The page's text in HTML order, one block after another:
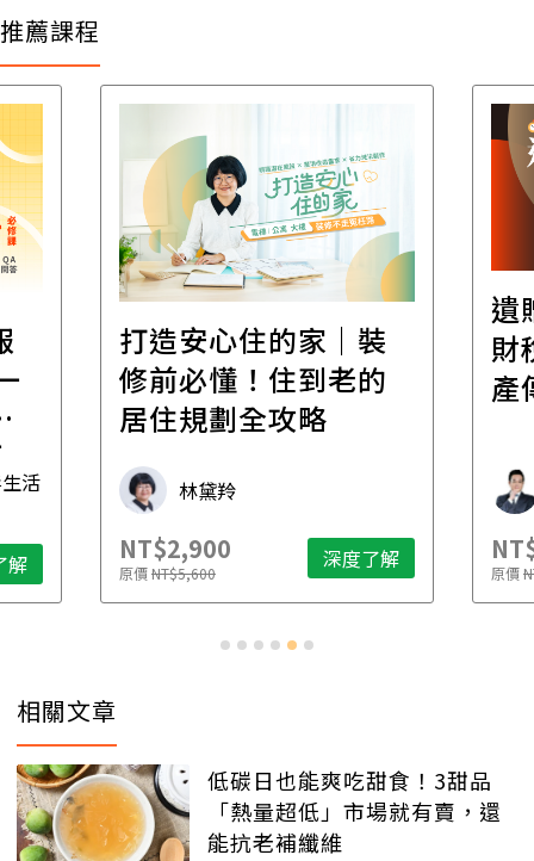
推薦課程
活
解
打造安心住的家｜裝
修前必懂！住到老的
居住規劃全攻略
林黛羚
NT$2,900
原價NT$5,600 深度了解
遺
財
產
原價
相關文章
低碳日也能爽吃甜食！3甜品
「熱量超低」市場就有賣，還
能抗老補纖維